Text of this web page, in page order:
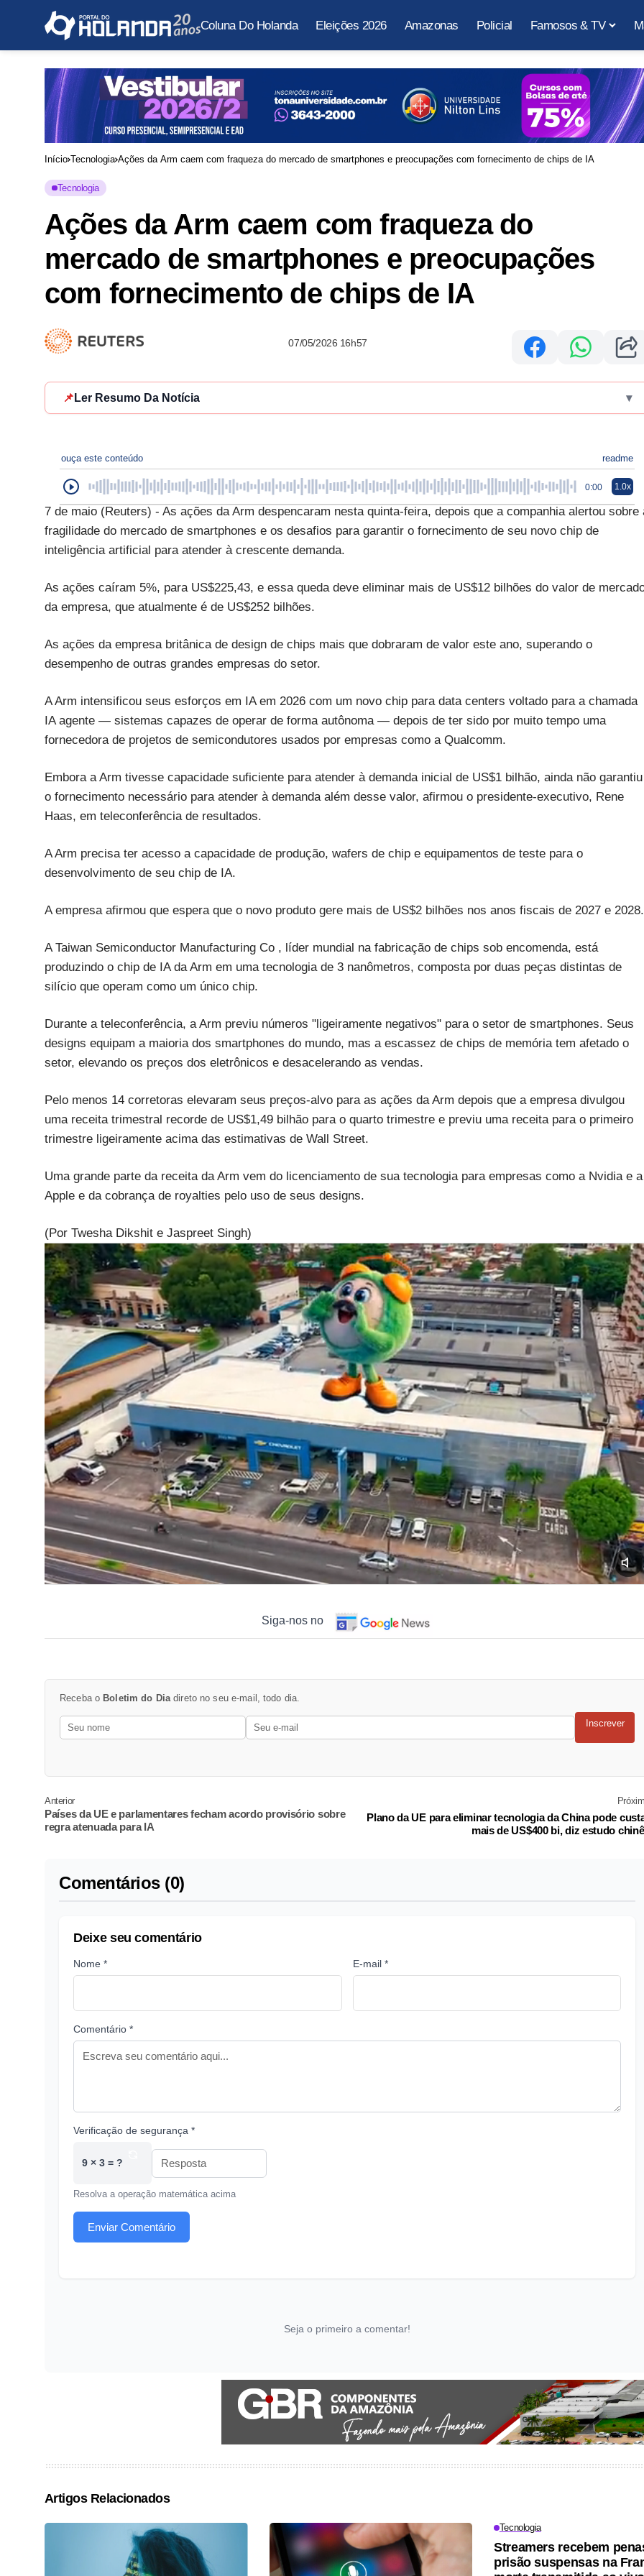
Coluna Do Holanda Eleições 2026 Amazonas Policial Famosos & TV
Início Tecnologia Ações da Arm caem com fraqueza do mercado de smartphones e preocupações com fornecimento de chips de IA
Tecnologia
Ações da Arm caem com fraqueza do
mercado de smartphones e preocupações
com fornecimento de chips de IA
07/05/2026 16h57
📌 Ler Resumo Da Notícia ▾
ouça este conteúdo readme
0:00 1.0x
7 de maio (Reuters) - As ações da Arm despencaram nesta quinta-feira, depois que a companhia alertou sobre
fragilidade do mercado de smartphones e os desafios para garantir o fornecimento de seu novo chip de
inteligência artificial para atender à crescente demanda.
As ações caíram 5%, para US$225,43, e essa queda deve eliminar mais de US$12 bilhões do valor de
da empresa, que atualmente é de US$252 bilhões.
As ações da empresa britânica de design de chips mais que dobraram de valor este ano, superando o
desempenho de outras grandes empresas do setor.
A Arm intensificou seus esforços em IA em 2026 com um novo chip para data centers voltado para a chamada
IA ​​agente — sistemas capazes de operar de forma autônoma — depois de ter sido por muito tempo uma
fornecedora de projetos de semicondutores usados ​​por empresas como a Qualcomm.
Embora a Arm tivesse capacidade suficiente para atender à demanda inicial de US$1 bilhão, ainda não garantiu
o fornecimento necessário para atender à demanda além desse valor, afirmou o presidente-executivo, Rene
Haas, em teleconferência de resultados.
A Arm precisa ter acesso a capacidade de produção, wafers de chip e equipamentos de teste para o
desenvolvimento de seu chip de IA.
A empresa afirmou que espera que o novo produto gere mais de US$2 bilhões nos anos fiscais de 2027 e 2028.
A Taiwan Semiconductor Manufacturing Co , líder mundial na fabricação de chips sob encomenda, está
produzindo o chip de IA da Arm em uma tecnologia de 3 nanômetros, composta por duas peças distintas de
silício que operam como um único chip.
Durante a teleconferência, a Arm previu números "ligeiramente negativos" para o setor de smartphones. Seus
designs equipam a maioria dos smartphones do mundo, mas a escassez de chips de memória tem afetado o
setor, elevando os preços dos eletrônicos e desacelerando as vendas.
Pelo menos 14 corretoras elevaram seus preços-alvo para as ações da Arm depois que a empresa divulgou
uma receita trimestral recorde de US$1,49 bilhão para o quarto trimestre e previu uma receita para o primeiro
trimestre ligeiramente acima das estimativas de Wall Street.
Uma grande parte da receita da Arm vem do licenciamento de sua tecnologia para empresas como a Nvidia e a
Apple e da cobrança de royalties pelo uso de seus designs.
(Por Twesha Dikshit e Jaspreet Singh)
Siga-nos no
Receba o Boletim do Diadireto no seu e-mail, todo dia.
Inscrever
Anterior
Países da UE e parlamentares fecham acordo provisório sobre
regra atenuada para IA
Plano da UE para eliminar tecnologia da China pode
mais de US$400 bi, diz estudo
Comentários (0)
Deixe seu comentário
Nome * E-mail *
Comentário *
Verificação de segurança *
9 × 3 = ?
Resolva a operação matemática acima
Enviar Comentário
Seja o primeiro a comentar!
Artigos Relacionados
Tecnologia
Streamers recebem
prisão suspensas na